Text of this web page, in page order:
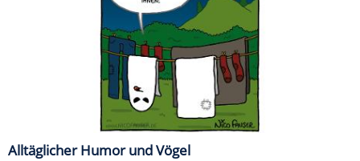
Alltäglicher Humor und Vögel